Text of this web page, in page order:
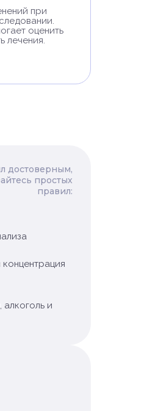
при
оценить
лечения.
достоверным,
простых
правил:
и